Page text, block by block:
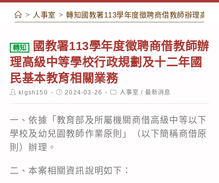
容
> 人事室 > 轉知國教署113學年度徵聘商借教師辦理高
轉知
國教署113學年度徵聘商借教師辦
理高級中等學校行政規劃及十二年國
民基本教育相關業務
Postklgsh150
Post2024-03-26
Post人事室 / 最新消息
一、依據「教育部及所屬機關商借高級中等以下
學校及幼兒園教師作業原則」（以下簡稱商借原
則）辦理。
二、本案相關資訊說明如下：